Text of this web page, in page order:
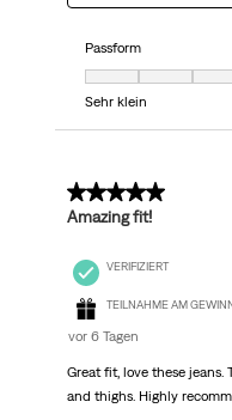
Passform
Passform, 4 von 7,
Sehr klein
5 von 5 Sternen.
Amazing fit!
VERIFIZIERT
TEILNAHME AM
vor 6 Tagen
Great fit, love these
and thighs. Highly